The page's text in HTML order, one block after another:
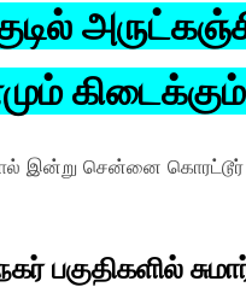
கிடைக்கும்
இன்று சென்னை